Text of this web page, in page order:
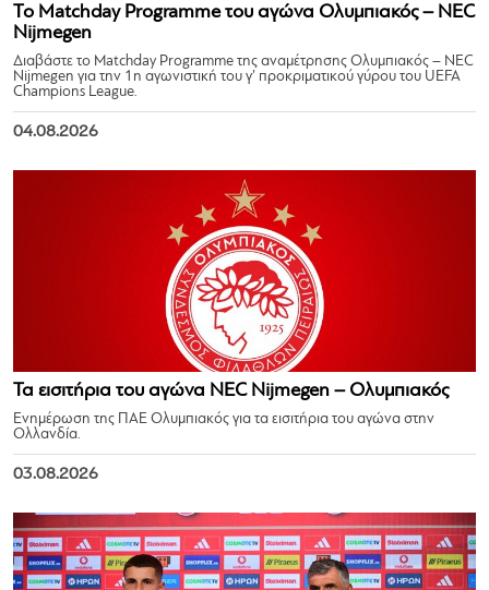
Το Matchday Programme του αγώνα Ολυμπιακός – NEC
Nijmegen
Διαβάστε το Matchday Programme της αναμέτρησης Ολυμπιακός – NEC
Nijmegen για την 1η αγωνιστική του γ’ προκριματικού γύρου του UEFA
Champions League.
04.08.2026
Τα εισιτήρια του αγώνα NEC Nijmegen – Ολυμπιακός
Ενημέρωση της ΠΑΕ Ολυμπιακός για τα εισιτήρια του αγώνα στην
Ολλανδία.
03.08.2026